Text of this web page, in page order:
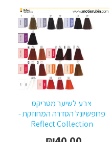
צבע לשיער מטריקס
פרופשיונל הסדרה המחוזקת -
Reflect Collection